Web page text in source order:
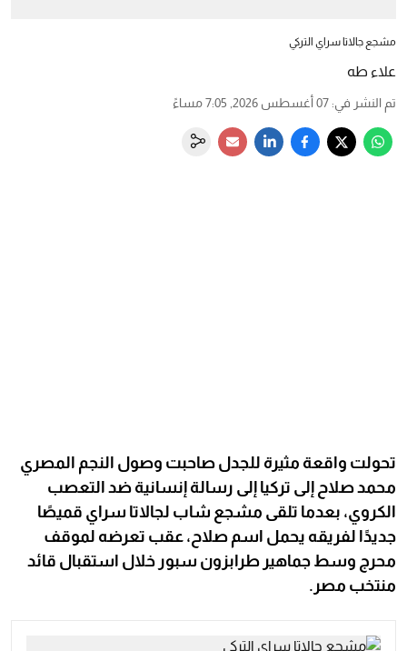
مشجع جالاتا سراي التركي
علاء طه
تم النشر في: 07 أغسطس 2026, 7:05 مساءً
تحولت واقعة مثيرة للجدل صاحبت وصول النجم المصري
محمد صلاح إلى تركيا إلى رسالة إنسانية ضد التعصب
الكروي، بعدما تلقى مشجع شاب لجالاتا سراي قميصًا
جديدًا لفريقه يحمل اسم صلاح، عقب تعرضه لموقف
محرج وسط جماهير طرابزون سبور خلال استقبال قائد
منتخب مصر.